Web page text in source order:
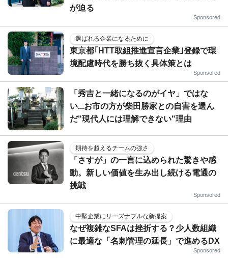
が迫る
Sponsored
選ばれる企業になるために
東京都｢HTT取組推進宣言企業｣登録で環
境配慮時代を勝ち抜く具体策とは
Sponsored
「秀吉と一緒になるのがイヤ」ではな
い...お市の方が柴田勝家との自害を選ん
だ"現代人には理解できない"理由
期待を超えるチームの強さ
「さすが」の一言に込められた驚きや感
動。新しい価値を生み出し続ける電通の
挑戦
Sponsored
中堅企業にリーズナブルな新提案
なぜ複雑なSFAは挫折する？少人数組織
に最適な「名刺管理の延長」で進めるDX
Sponsored